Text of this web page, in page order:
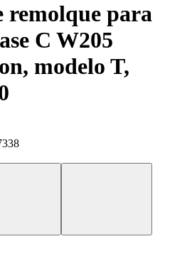
remolque para
C W205
modelo T,